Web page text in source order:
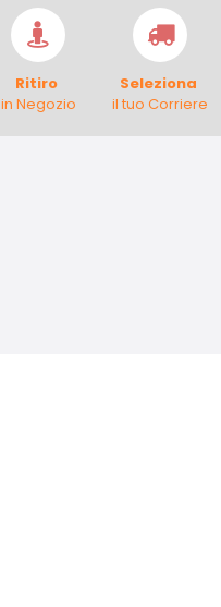
Ritiro
in Negozio
Seleziona
il tuo Corriere